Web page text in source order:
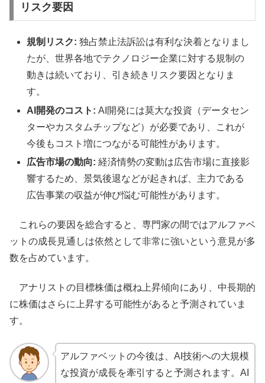
リスク要因
規制リスク: 独占禁止法訴訟は有利な決着となりまし
たが、世界各地でテクノロジー企業に対する規制の
動きは続いており、引き続きリスク要因となりま
す。
AI開発のコスト: AI開発には莫大な投資（データセン
ターやカスタムチップなど）が必要であり、これが
今後もコスト増につながる可能性があります。
広告市場の動向: 経済情勢の変動は広告市場に直接影
響するため、景気後退などが起きれば、主力である
広告事業の収益が伸び悩む可能性があります。
これらの要因を総合すると、専門家の間ではアルファベ
ットの成長見通しは依然として非常に強いという意見が多
数を占めています。
アナリストの目標株価は概ね上昇傾向にあり、中長期的
に株価はさらに上昇する可能性があると予測されていま
す。
アルファベットの今後は、AI技術への大規模
な投資が成長を牽引すると予測されます。AI